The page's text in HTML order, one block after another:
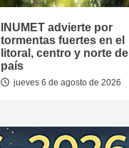
INUMET advierte por
tormentas fuertes en el
litoral, centro y norte del
país
jueves 6 de agosto de 2026